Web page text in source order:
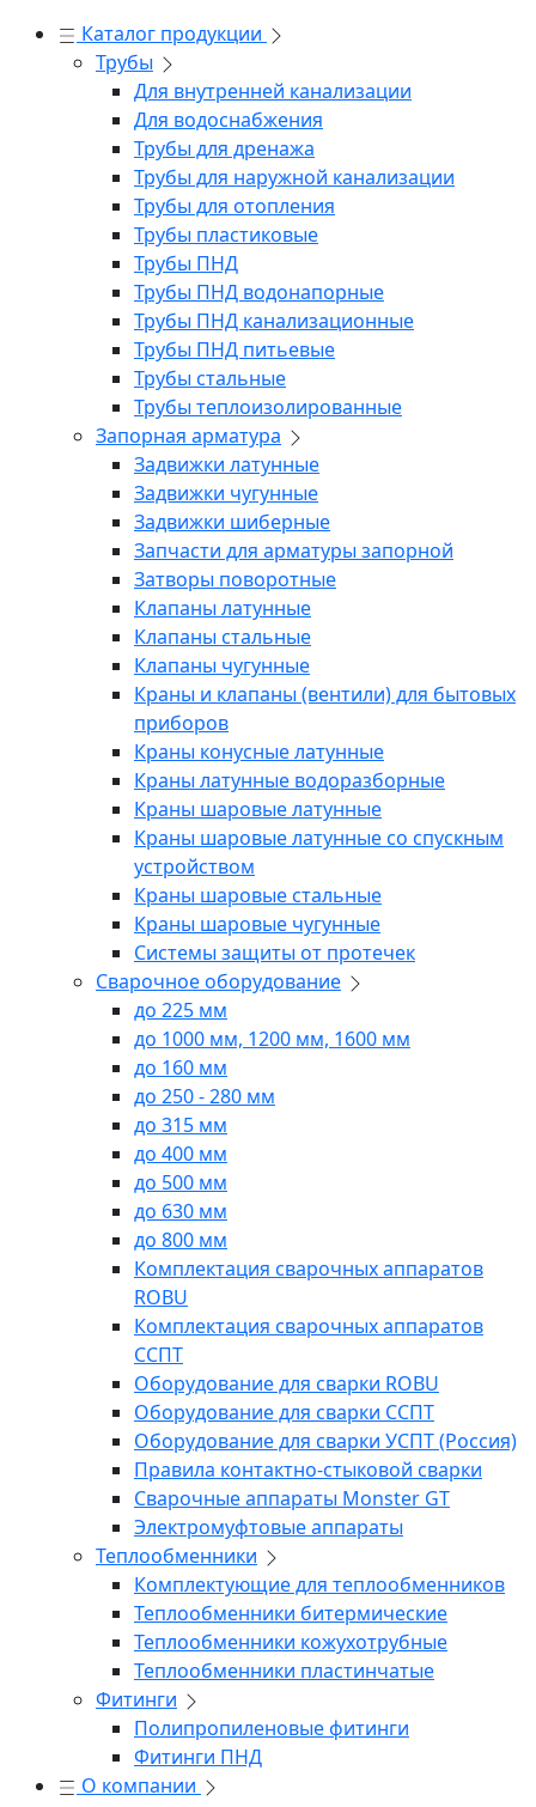
Каталог продукции
Трубы
Для внутренней канализации
Для водоснабжения
Трубы для дренажа
Трубы для наружной канализации
Трубы для отопления
Трубы пластиковые
Трубы ПНД
Трубы ПНД водонапорные
Трубы ПНД канализационные
Трубы ПНД питьевые
Трубы стальные
Трубы теплоизолированные
Запорная арматура
Задвижки латунные
Задвижки чугунные
Задвижки шиберные
Запчасти для арматуры запорной
Затворы поворотные
Клапаны латунные
Клапаны стальные
Клапаны чугунные
Краны и клапаны (вентили) для бытовых
приборов
Краны конусные латунные
Краны латунные водоразборные
Краны шаровые латунные
Краны шаровые латунные со спускным
устройством
Краны шаровые стальные
Краны шаровые чугунные
Системы защиты от протечек
Сварочное оборудование
до 225 мм
до 1000 мм, 1200 мм, 1600 мм
до 160 мм
до 250 - 280 мм
до 315 мм
до 400 мм
до 500 мм
до 630 мм
до 800 мм
Комплектация сварочных аппаратов
ROBU
Комплектация сварочных аппаратов
ССПТ
Оборудование для сварки ROBU
Оборудование для сварки ССПТ
Оборудование для сварки УСПТ (Россия)
Правила контактно-стыковой сварки
Сварочные аппараты Monster GT
Электромуфтовые аппараты
Теплообменники
Комплектующие для теплообменников
Теплообменники битермические
Теплообменники кожухотрубные
Теплообменники пластинчатые
Фитинги
Полипропиленовые фитинги
Фитинги ПНД
О компании